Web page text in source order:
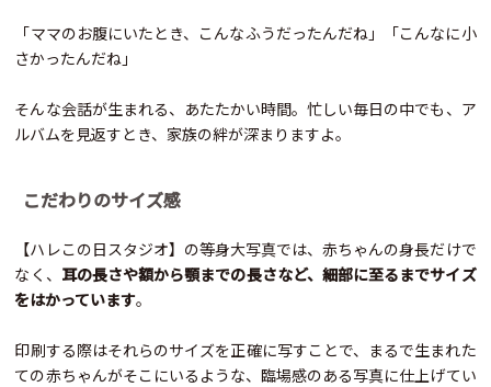
「ママのお腹にいたとき、こんなふうだったんだね」「こんなに小
さかったんだね」
そんな会話が生まれる、あたたかい時間。忙しい毎日の中でも、ア
ルバムを見返すとき、家族の絆が深まりますよ。
こだわりのサイズ感
【ハレこの日スタジオ】の等身大写真では、赤ちゃんの身長だけで
なく、 耳の長さや額から顎までの長さなど、細部に至るまでサイズ
をはかっています。
印刷する際はそれらのサイズを正確に写すことで、まるで生まれた
ての赤ちゃんがそこにいるような、臨場感のある写真に仕上げてい